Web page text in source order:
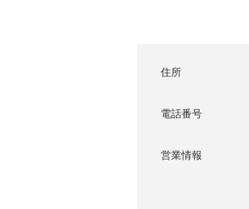
住所
電話番号
営業情報